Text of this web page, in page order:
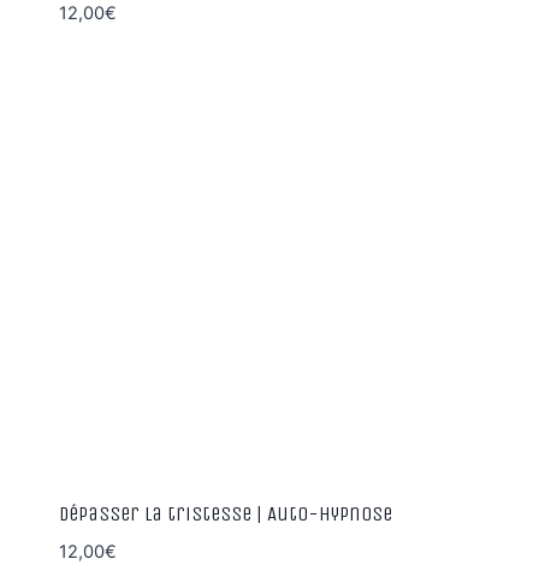
12,00€
Dépasser la tristesse | Auto-Hypnose
12,00€